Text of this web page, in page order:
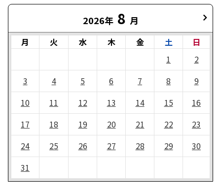
2026年 8 月
月 火 水 木 金 土
日
1
2
3
4 5 6 7 8
9
10
11 12 13 14 15
16
17
18 19 20 21 22
23
24
25 26 27 28 29
30
31